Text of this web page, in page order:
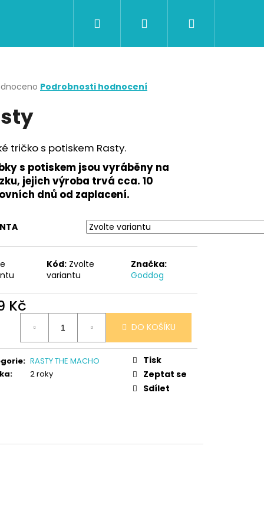
CERTIFIKÁTY A POUKAZY BAZAR
Přihlášení
Podrobnosti hodnocení
tričko s potiskem Rasty.
s potiskem jsou vyráběny na
jejich výroba trvá cca. 10
dnů od zaplacení.
Kód: Zvolte
variantu
Značka:
Goddog
Kč
DO KOŠÍKU
: RASTY THE MACHO
: 2 roky
Tisk
Zeptat se
Sdílet
Následující